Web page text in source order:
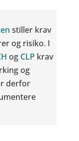
stiller krav
og risiko. I
og CLP krav
og
derfor